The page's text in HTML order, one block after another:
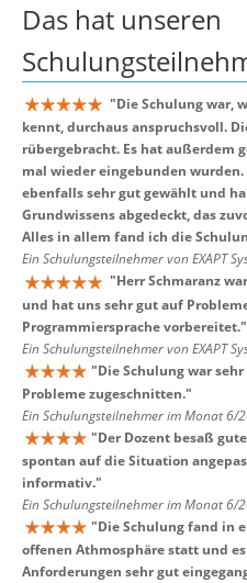
Das hat unseren
"Die Schulung war,
kennt, durchaus anspruchsvoll.
rübergebracht. Es hat außerdem
mal wieder eingebunden
ebenfalls sehr gut gewählt und
Grundwissens abgedeckt, das
Alles in allem fand ich die
Ein Schulungsteilnehmer von EXAPT
"Herr Schmaranz
und hat uns sehr gut auf
Programmiersprache vorbereitet."
Ein Schulungsteilnehmer von EXAPT
"Die Schulung war
Probleme zugeschnitten."
Ein Schulungsteilnehmer im Monat 6/
"Der Dozent besaß
spontan auf die Situation
informativ."
Ein Schulungsteilnehmer im Monat 6/
"Die Schulung fand in
offenen Athmosphäre statt und
Anforderungen sehr gut